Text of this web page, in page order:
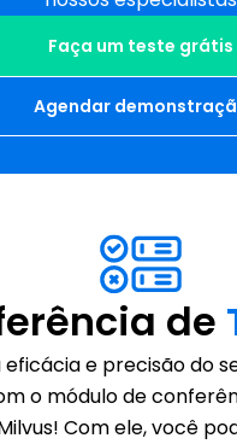
Faça um teste grátis
Agendar
de
eficácia e precisão do
o módulo de
Com ele, você